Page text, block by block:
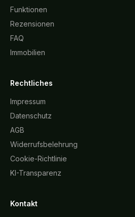
Funktionen
Rezensionen
FAQ
Immobilien
Rechtliches
Impressum
Datenschutz
AGB
Widerrufsbelehrung
Cookie-Richtlinie
KI-Transparenz
Kontakt